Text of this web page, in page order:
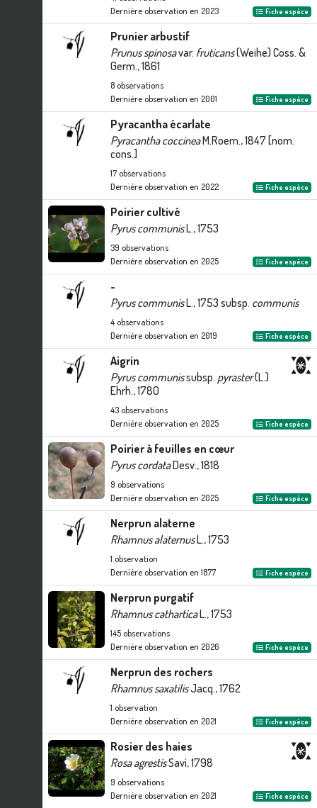
Dernière observation en 2023 Fiche espèce
Prunier arbustif
Prunus spinosavar. fruticans(Weihe) Coss. &
Germ., 1861
8observations
Dernière observation en 2001 Fiche espèce
Pyracantha écarlate
Pyracantha coccineaM.Roem., 1847 [nom.
cons.]
17observations
Dernière observation en 2022 Fiche espèce
Poirier cultivé
Pyrus communisL., 1753
39 observations
Dernière observation en 2025 Fiche espèce
-
Pyrus communisL., 1753 subsp. communis
4observations
Dernière observation en 2019 Fiche espèce
Aigrin
Pyrus communissubsp. pyraster(L.)
Ehrh., 1780
43observations
Dernière observation en 2025 Fiche espèce
Poirier à feuilles en cœur
Pyrus cordataDesv., 1818
9 observations
Dernière observation en 2025 Fiche espèce
Nerprun alaterne
Rhamnus alaternusL., 1753
1 observation
Dernière observation en 1877 Fiche espèce
Nerprun purgatif
Rhamnus catharticaL., 1753
145observations
Dernière observation en 2026 Fiche espèce
Nerprun des rochers
Rhamnus saxatilisJacq., 1762
1 observation
Dernière observation en 2021 Fiche espèce
Rosier des haies
Rosa agrestisSavi, 1798
9 observations
Dernière observation en 2021 Fiche espèce